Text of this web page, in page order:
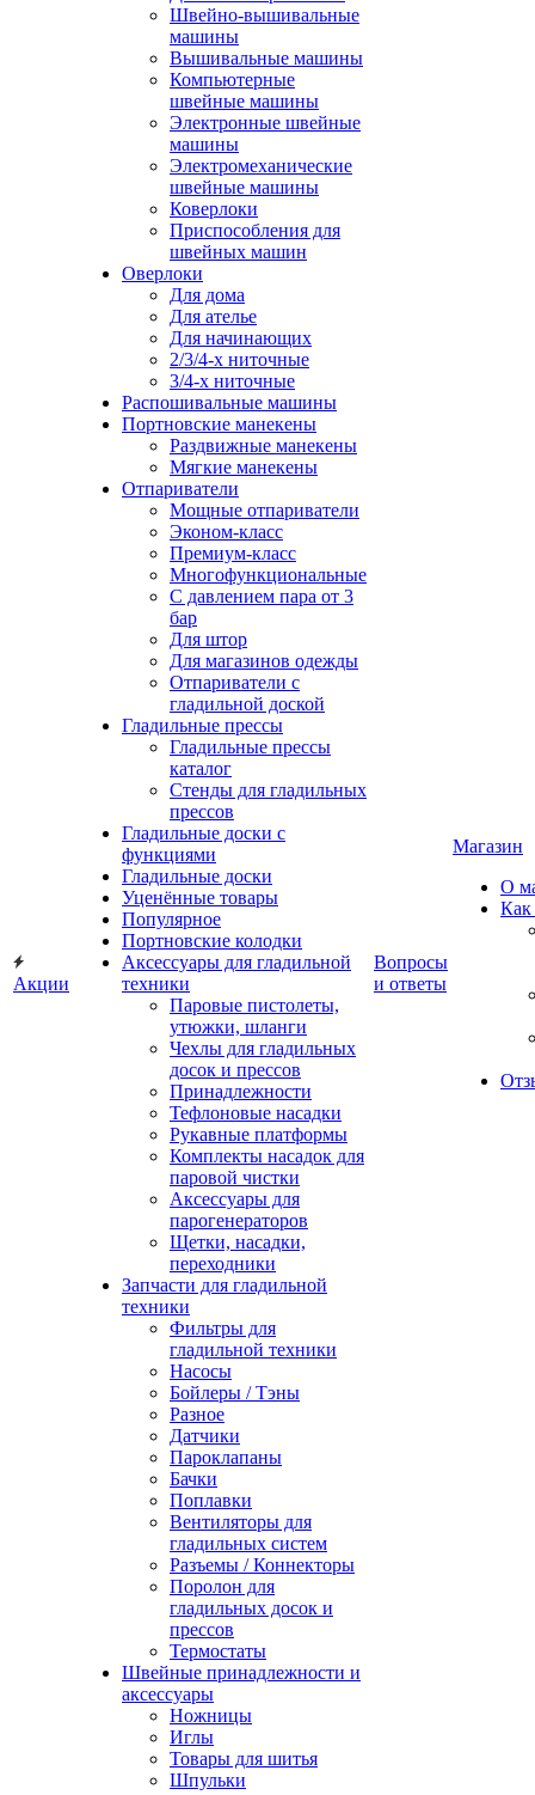
Акции
Швейно-вышивальные
машины
Вышивальные машины
Компьютерные
швейные машины
Электронные швейные
машины
Электромеханические
швейные машины
Коверлоки
Приспособления для
швейных машин
Оверлоки
Для дома
Для ателье
Для начинающих
2/3/4-х ниточные
3/4-х ниточные
Распошивальные машины
Портновские манекены
Раздвижные манекены
Мягкие манекены
Отпариватели
Мощные отпариватели
Эконом-класс
Премиум-класс
Многофункциональные
С давлением пара от 3
бар
Для штор
Для магазинов одежды
Отпариватели с
гладильной доской
Гладильные прессы
Гладильные прессы
каталог
Стенды для гладильных
прессов
Гладильные доски с
функциями
Гладильные доски
Уценённые товары
Популярное
Портновские колодки
Аксессуары для гладильной
техники
Паровые пистолеты,
утюжки, шланги
Чехлы для гладильных
досок и прессов
Принадлежности
Тефлоновые насадки
Рукавные платформы
Комплекты насадок для
паровой чистки
Аксессуары для
парогенераторов
Щетки, насадки,
переходники
Запчасти для гладильной
техники
Фильтры для
гладильной техники
Насосы
Бойлеры / Тэны
Разное
Датчики
Пароклапаны
Бачки
Поплавки
Вентиляторы для
гладильных систем
Разъемы / Коннекторы
Поролон для
гладильных досок и
прессов
Термостаты
Швейные принадлежности и
аксессуары
Ножницы
Иглы
Товары для шитья
Шпульки
Вопросы
и ответы
Магазин
О
Как